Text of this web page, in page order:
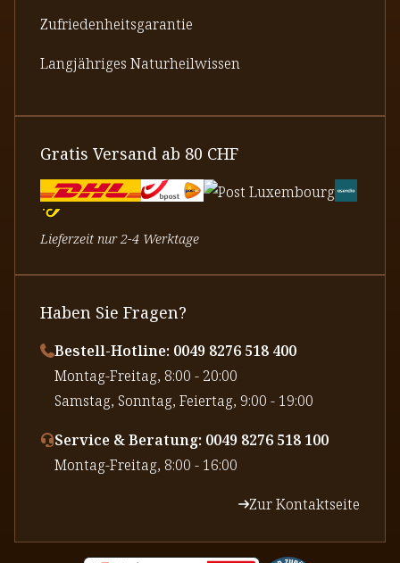
Zufriedenheitsgarantie
Langjähriges Naturheilwissen
Gratis Versand ab 80 CHF
Lieferzeit nur 2-4 Werktage
Haben Sie Fragen?
Bestell-Hotline: 0049 8276 518 400
⁠Montag-Freitag, 8:00 - 20:00
⁠Samstag, Sonntag, Feiertag, 9:00 - 19:00
Service & Beratung: 0049 8276 518 100
⁠Montag-Freitag, 8:00 - 16:00
Zur Kontaktseite